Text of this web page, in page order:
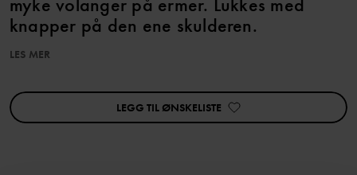
knapper på den ene skulderen.
Produktsikkerhet:
KEEP AWAY FROM FIRE
LES MER
LEGG TIL ØNSKELISTE